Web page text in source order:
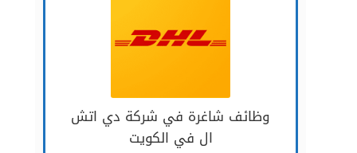
وظائف شاغرة في شركة دي اتش
ال في الكويت